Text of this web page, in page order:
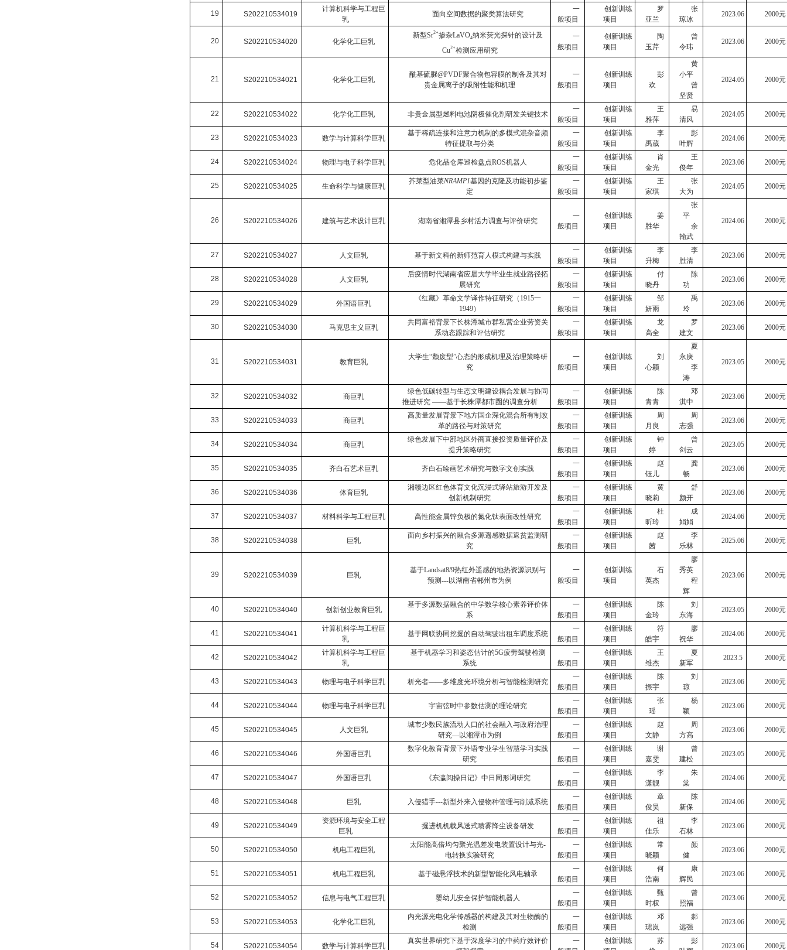
19 S202210534019
计算机科学与工程巨
乳
面向空间数据的聚类算法研究
一
般项目
创新训练
项目
罗
亚兰
张
琼冰
2023 .06 2000元
20 S202210534020 化学化工巨乳
新型Sr2+掺杂LaVO4纳米荧光探针的设计及
Cu2+检测应用研究
一
般项目
创新训练
项目
陶
玉芹
曾
令玮
2023.06 2000元
21 S202210534021 化学化工巨乳
酰基硫脲@PVDF聚合物包容膜的制备及其对
贵金属离子的吸附性能和机理
一
般项目
创新训练
项目
彭
欢
黄
小平
曾
坚贤
2024.05 2000元
22 S202210534022 化学化工巨乳 非贵金属型燃料电池阴极催化剂研发关键技术
一
般项目
创新训练
项目
王
雅萍
易
清风
2024.05 2000元
23 S202210534023 数学与计算科学巨乳
基于稀疏连接和注意力机制的多模式混杂音频
特征提取与分类
一
般项目
创新训练
项目
李
禹葳
彭
叶辉
2024.06 2000元
24 S202210534024 物理与电子科学巨乳 危化品仓库巡检盘点ROS机器人
一
般项目
创新训练
项目
肖
金光
王
俊年
2023. 06 2000元
25 S202210534025 生命科学与健康巨乳
芥菜型油菜NRAMP1基因的克隆及功能初步鉴
定
一
般项目
创新训练
项目
王
家琪
张
大为
2024.05 2000元
26 S202210534026 建筑与艺术设计巨乳 湖南省湘潭县乡村活力调查与评价研究
一
般项目
创新训练
项目
姜
胜华
张
平
余
翰武
2024. 06 2000元
27 S202210534027 人文巨乳 基于新文科的新师范育人模式构建与实践
一
般项目
创新训练
项目
李
升梅
李
胜清
2023.06 2000元
28 S202210534028 人文巨乳
后疫情时代湖南省应届大学毕业生就业路径拓
展研究
一
般项目
创新训练
项目
付
晓丹
陈
功
2023.06 2000元
29 S202210534029 外国语巨乳
《红藏》革命文学译作特征研究（ 1915一
1949）
一
般项目
创新训练
项目
邹
妍雨
禹
玲
2023. 06 2000元
30 S202210534030 马克思主义巨乳
共同富裕背景下长株潭城市群私营企业劳资关
系动态跟踪和评估研究
一
般项目
创新训练
项目
龙
高全
罗
建文
2023 .06 2000元
31 S202210534031 教育巨乳
大学生“颓废型”心态的形成机理及治理策略研
究
一
般项目
创新训练
项目
刘
心颖
夏
永庚
李
涛
2023. 05 2000元
32 S202210534032 商巨乳
绿色低碳转型与生态文明建设耦合发展与协同
推进研究 ——基于长株潭都市圈的调查分析
一
般项目
创新训练
项目
陈
青青
邓
淇中
2023. 06 2000元
33 S202210534033 商巨乳
高质量发展背景下地方国企深化混合所有制改
革的路径与对策研究
一
般项目
创新训练
项目
周
月良
周
志强
2023 06 2000元
34 S202210534034 商巨乳
绿色发展下中部地区外商直接投资质量评价及
提升策略研究
一
般项目
创新训练
项目
钟
婷
曾
剑云
2023. 05 2000元
35 S202210534035 齐白石艺术巨乳 齐白石绘画艺术研究与数字文创实践
一
般项目
创新训练
项目
赵
钰儿
龚
畅
2023 .06 2000元
36 S202210534036 体育巨乳
湘赣边区红色体育文化沉浸式驿站旅游开发及
创新机制研究
一
般项目
创新训练
项目
黄
晓莉
舒
颜开
2023 .06 2000元
37 S202210534037 材料科学与工程巨乳 高性能金属锌负极的氮化钛表面改性研究
一
般项目
创新训练
项目
杜
昕玲
成
娟娟
2024.06 2000元
38 S202210534038 巨乳
面向乡村振兴的融合多源遥感数据返贫监测研
究
一
般项目
创新训练
项目
赵
茜
李
乐林
2025.06 2000元
39 S202210534039 巨乳
基于Landsat8/9热红外遥感的地热资源识别与
预测---以湖南省郴州市为例
一
般项目
创新训练
项目
石
英杰
廖
秀英
程
辉
2023.06 2000元
40 S202210534040 创新创业教育巨乳
基于多源数据融合的中学数学核心素养评价体
系
一
般项目
创新训练
项目
陈
金玲
刘
东海
2023 .05 2000元
41 S202210534041
计算机科学与工程巨
乳
基于网联协同挖掘的自动驾驶出租车调度系统
一
般项目
创新训练
项目
符
皓宇
廖
祝华
2024 .06 2000元
42 S202210534042
计算机科学与工程巨
乳
基于机器学习和姿态估计的5G疲劳驾驶检测
系统
一
般项目
创新训练
项目
王
维杰
夏
新军
2023.5 2000元
43 S202210534043 物理与电子科学巨乳 析光者——多维度光环境分析与智能检测研究
一
般项目
创新训练
项目
陈
振宇
刘
琼
2023. 06 2000元
44 S202210534044 物理与电子科学巨乳 宇宙弦时中参数估测的理论研究
一
般项目
创新训练
项目
张
瑶
杨
颖
2023. 06 2000元
45 S202210534045 人文巨乳
城市少数民族流动人口的社会融入与政府治理
研究—以湘潭市为例
一
般项目
创新训练
项目
赵
文静
周
方高
2023.06 2000元
46 S202210534046 外国语巨乳
数字化教育背景下外语专业学生智慧学习实践
研究
一
般项目
创新训练
项目
谢
嘉雯
曾
建松
2023.05 2000元
47 S202210534047 外国语巨乳 《东瀛阅操日记》中日同形词研究
一
般项目
创新训练
项目
李
潇靓
朱
棠
2024. 06 2000元
48 S202210534048 巨乳 入侵猎手---新型外来入侵物种管理与削减系统
一
般项目
创新训练
项目
章
俊昊
陈
新保
2024.06 2000元
49 S202210534049
资源环境与安全工程
巨乳
掘进机机载风送式喷雾降尘设备研发
一
般项目
创新训练
项目
祖
佳乐
李
石林
2023 .06 2000元
50 S202210534050 机电工程巨乳
太阳能高倍均匀聚光温差发电装置设计与光-
电转换实验研究
一
般项目
创新训练
项目
常
晓颖
颜
健
2023 .06 2000元
51 S202210534051 机电工程巨乳 基于磁悬浮技术的新型智能化风电轴承
一
般项目
创新训练
项目
何
浩南
康
辉民
2023 .06 2000元
52 S202210534052 信息与电气工程巨乳 婴幼儿安全保护智能机器人
一
般项目
创新训练
项目
甄
时权
曾
照福
2023 .06 2000元
53 S202210534053 化学化工巨乳
内光源光电化学传感器的构建及其对生物酶的
检测
一
般项目
创新训练
项目
邓
珺岚
郝
远强
2023 .06 2000元
54 S202210534054 数学与计算科学巨乳
真实世界研究下基于深度学习的中药疗效评价
一
创新训练
苏
彭
2023 .06 2000元